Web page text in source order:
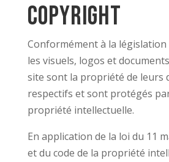
Copyright
Conformément à la
les visuels, logos et
site sont la propriété de leurs
respectifs et sont protégés
propriété intellectuelle.
En application de la loi du 11
et du code de la propriété